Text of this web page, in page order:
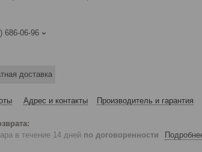
686-06-96
доставка
Адрес и контакты Производитель и гарантия
в течение 14 дней по договоренности